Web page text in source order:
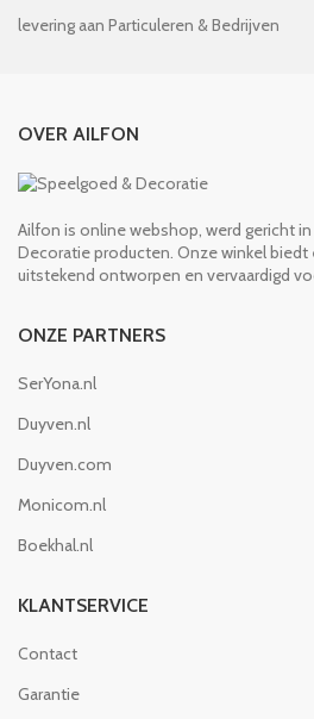
levering aan Particuleren & Bedrijven
OVER AILFON
Ailfon is online webshop, werd gericht
Decoratie producten. Onze winkel
uitstekend ontworpen en vervaardigd
ONZE PARTNERS
SerYona.nl
Duyven.nl
Duyven.com
Monicom.nl
Boekhal.nl
KLANTSERVICE
Contact
Garantie